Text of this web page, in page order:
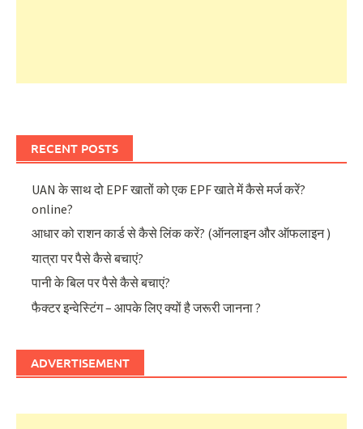
RECENT POSTS
UAN के साथ दो EPF खातों को एक EPF खाते में कैसे मर्ज करें?
online?
आधार को राशन कार्ड से कैसे लिंक करें? (ऑनलाइन और ऑफलाइन )
यात्रा पर पैसे कैसे बचाएं?
पानी के बिल पर पैसे कैसे बचाएं?
फैक्टर इन्वेस्टिंग – आपके लिए क्यों है जरूरी जानना ?
ADVERTISEMENT